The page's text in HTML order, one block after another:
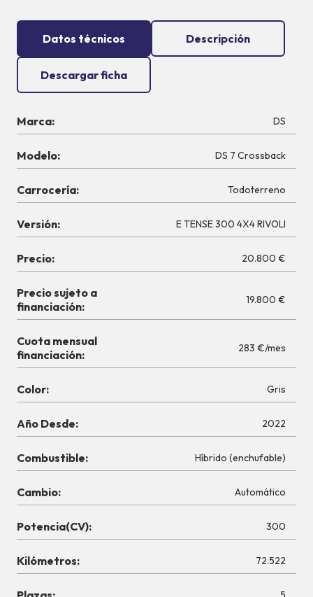
Datos técnicos Descripción
Descargar ficha
Marca: DS
Modelo: DS 7 Crossback
Carrocería: Todoterreno
Versión: E TENSE 300 4X4 RIVOLI
Precio: 20.800 €
Precio sujeto a
financiación:
19.800 €
Cuota mensual
financiación:
283 €/mes
Color: Gris
Año Desde: 2022
Combustible: Híbrido (enchufable)
Cambio: Automático
Potencia(CV): 300
Kilómetros: 72.522